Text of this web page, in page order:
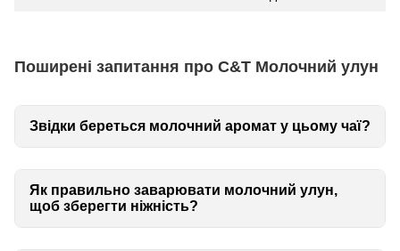
Поширені запитання про C&T Молочний улун
Звідки береться молочний аромат у цьому чаї?
Як правильно заварювати молочний улун,
щоб зберегти ніжність?